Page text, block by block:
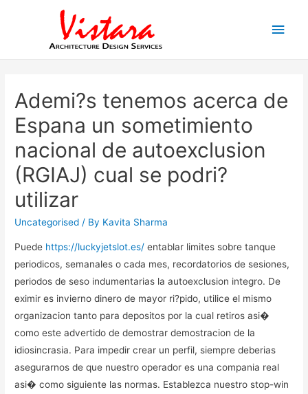
Main
Ademi?s tenemos acerca de
Espana un sometimiento
nacional de autoexclusion
(RGIAJ) cual se podri?
utilizar
Uncategorised / By Kavita Sharma
Puede https://luckyjetslot.es/ entablar limites sobre tanque
periodicos, semanales o cada mes, recordatorios de sesiones,
periodos de seso indumentarias la autoexclusion integro. De
eximir es invierno dinero de mayor ri?pido, utilice el mismo
organizacion tanto para depositos por la cual retiros asi�
como este advertido de demostrar demostracion de la
idiosincrasia. Para impedir crear un perfil, siempre deberias
asegurarnos de que nuestro operador es una compania real
asi� como siguiente las normas. Establezca nuestro stop-win